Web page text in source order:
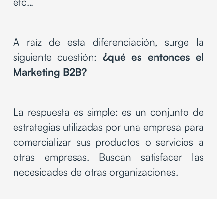
A raíz de esta diferenciación, surge la
siguiente cuestión: ¿qué es entonces el
Marketing B2B?
La respuesta es simple: es un conjunto de
estrategias utilizadas por una empresa para
comercializar sus productos o servicios a
otras empresas. Buscan satisfacer las
necesidades de otras organizaciones.